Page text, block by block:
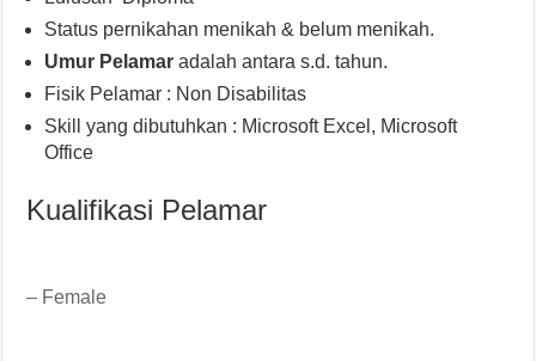
Status pernikahan menikah & belum menikah.
Umur Pelamaradalah antara s.d. tahun.
Fisik Pelamar : Non Disabilitas
Skill yang dibutuhkan : Microsoft Excel, Microsoft
Office
Kualifikasi Pelamar
– Female